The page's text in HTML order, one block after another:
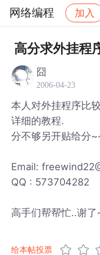
网络编程 加入
社区 网络编程
高分求外挂程
囧
2006-04-23
本人对外挂程序比
详细的教程.
分不够另开贴给分
Email:
QQ : 573704282
高手们帮帮忙..谢了
给本帖投票